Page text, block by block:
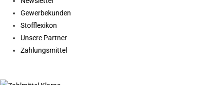
Gewerbekunden
Stofflexikon
Unsere Partner
Zahlungsmittel